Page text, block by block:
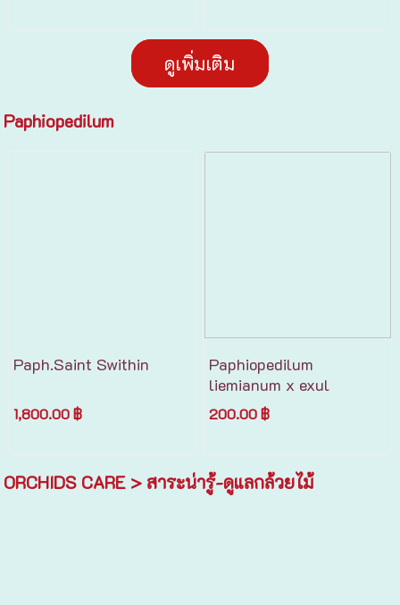
ดูเพิ่มเติม
Paphiopedilum
Paph.Saint Swithin
1,800.00 ฿
Paphiopedilum
liemianum x exul
200.00 ฿
ORCHIDS CARE > สาระน่ารู้-ดูแลกล้วยไม้